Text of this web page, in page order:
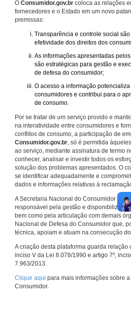
O Consumidor.gov.br coloca as relações
fornecedores e o Estado em um novo
premissas:
Transparência e controle social
efetividade dos direitos dos
As informações apresentadas
são estratégicas para gestão e
de defesa do consumidor;
O acesso a informação
consumidores e contribui para o
de consumo.
Por se tratar de um serviço provido e
na interatividade entre consumidores e
conflitos de consumo, a participação de
Consumidor.gov.br, só é permitida
ao serviço, mediante assinatura de termo
conhecer, analisar e investir todos os
solução dos problemas apresentados. O
se identificar adequadamente e
dados e informações relativas à
A Secretaria Nacional do Consumidor do
responsável pela gestão e
bem como pela articulação com demais
Nacional de Defesa do Consumidor que,
técnica, apoiam e atuam na consecução
A criação desta plataforma guarda relação
inciso V da Lei 8.078/1990 e artigo 7º,
7.963/2013.
Clique aqui para mais informações sobre
Consumidor.